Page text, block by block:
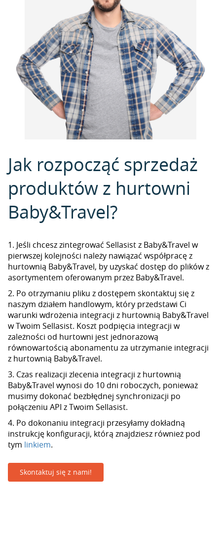
Jak rozpocząć sprzedaż
produktów z hurtowni
Baby&Travel?
1. Jeśli chcesz zintegrować Sellasist z Baby&Travel w
pierwszej kolejności należy nawiązać współpracę z
hurtownią Baby&Travel, by uzyskać dostęp do plików z
asortymentem oferowanym przez Baby&Travel.
2. Po otrzymaniu pliku z dostępem skontaktuj się z
naszym działem handlowym, który przedstawi Ci
warunki wdrożenia integracji z hurtownią Baby&Travel
w Twoim Sellasist. Koszt podpięcia integracji w
zależności od hurtowni jest jednorazową
równowartością abonamentu za utrzymanie integracji
z hurtownią Baby&Travel.
3. Czas realizacji zlecenia integracji z hurtownią
Baby&Travel wynosi do 10 dni roboczych, ponieważ
musimy dokonać bezbłędnej synchronizacji po
połączeniu API z Twoim Sellasist.
4. Po dokonaniu integracji przesyłamy dokładną
instrukcję konfiguracji, którą znajdziesz również pod
tym linkiem.
Skontaktuj się z nami!